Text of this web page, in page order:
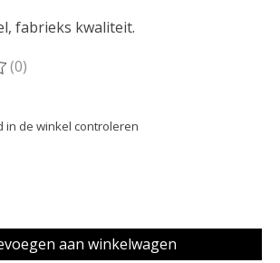
fabrieks kwaliteit.
dit product is
(0)
in de winkel controleren
aan winkelwagen